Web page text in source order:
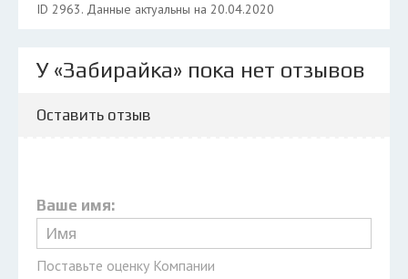
ID 2963. Данные актуальны на 20.04.2020
У «Забирайка» пока нет отзывов
Оставить отзыв
Ваше имя:
Поставьте оценку Компании